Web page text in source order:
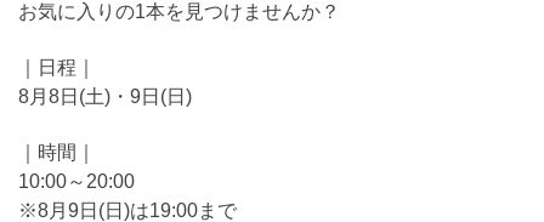
お気に入りの1本を見つけませんか？
｜日程｜
8月8日(土)・9日(日)
｜時間｜
10:00～20:00
※8月9日(日)は19:00まで